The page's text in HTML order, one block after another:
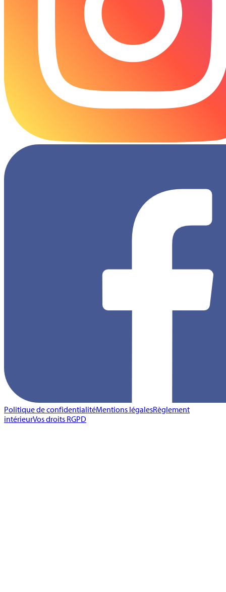
Politique de confidentialitéMentions légalesRèglement
intérieurVos droits RGPD